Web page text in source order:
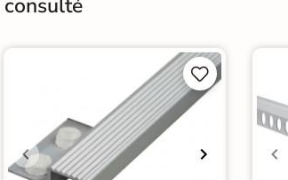
Conditionnement
Pose
Normes

